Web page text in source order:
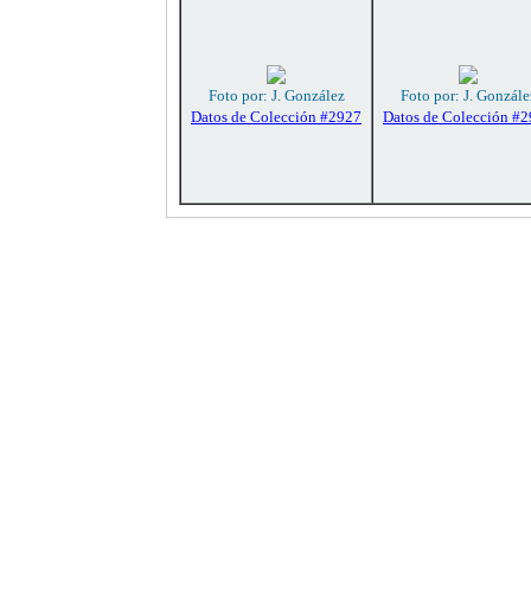
Foto por: J. González
Datos de Colección #2927
Foto por: J.
Datos de Colección